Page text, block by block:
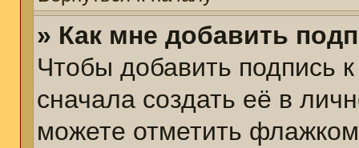
» Как мне добавить
Чтобы добавить
сначала создать её в
можете отметить